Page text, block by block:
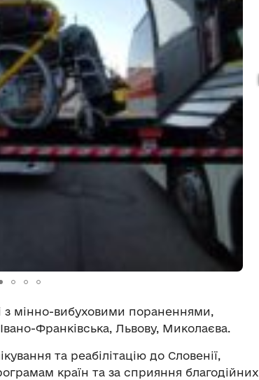
з мінно-вибуховими пораненнями,
Франківська, Львову, Миколаєва.
та реабілітацію до Словенії,
країн та за сприяння благодійних